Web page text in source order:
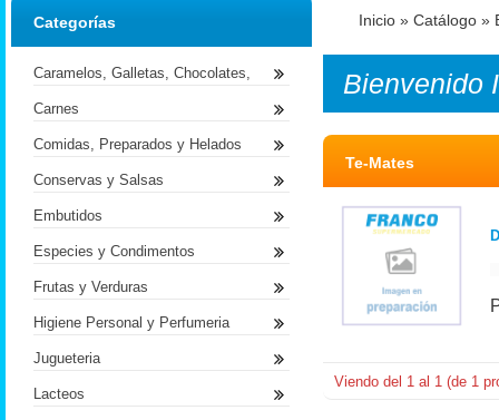
Inicio » Catálogo »
Bienvenido
Te-Mates
Viendo del 1 al 1 (de 1
Categorías
Caramelos, Galletas, Chocolates,
Carnes
Comidas, Preparados y Helados
Conservas y Salsas
Embutidos
Especies y Condimentos
Frutas y Verduras
Higiene Personal y Perfumeria
Jugueteria
Lacteos